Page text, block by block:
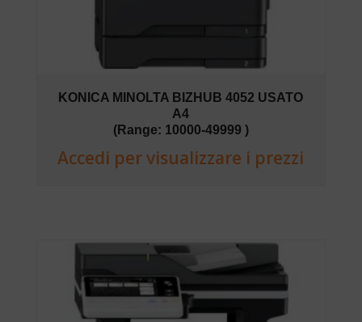
KONICA MINOLTA BIZHUB 4052 USATO
A4
(Range: 10000-49999 )
Accedi per visualizzare i prezzi